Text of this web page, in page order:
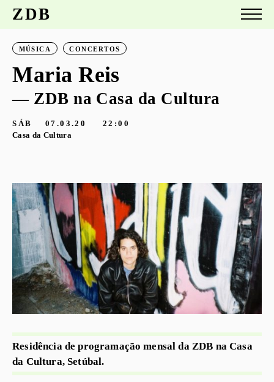
ZDB
MÚSICA CONCERTOS
Maria Reis
— ZDB na Casa da Cultura
SÁB 07.03.20
22:00
Casa da Cultura
Residência de programação mensal da ZDB na Casa
da Cultura, Setúbal.